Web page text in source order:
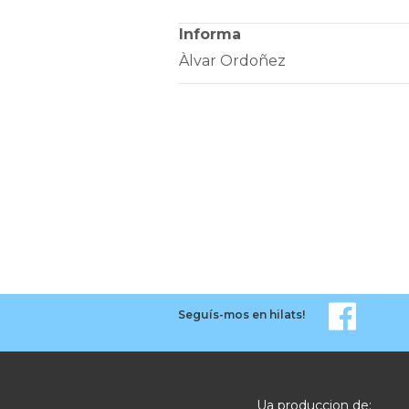
Informa
Àlvar Ordoñez
Seguís-mos en hilats!
Ua produccion de: